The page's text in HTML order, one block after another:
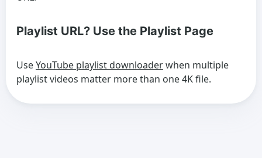
Playlist URL? Use the Playlist Page
UseYouTube playlist downloaderwhen multiple
playlist videos matter more than one 4K file.